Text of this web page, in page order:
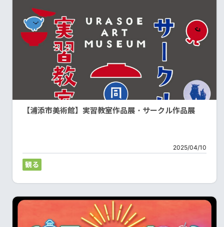
【浦添市美術館】実習教室作品展・サークル作品展
2025/04/10
観る